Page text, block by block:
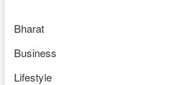
Bharat
Business
Lifestyle